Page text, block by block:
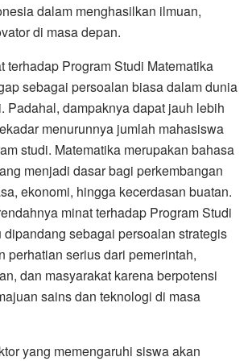
dalam menghasilkan ilmuan,
di masa depan.
terhadap Program Studi Matematika
sebagai persoalan biasa dalam dunia
Padahal, dampaknya dapat jauh lebih
menurunnya jumlah mahasiswa
studi. Matematika merupakan bahasa
menjadi dasar bagi perkembangan
ekonomi, hingga kecerdasan buatan.
minat terhadap Program Studi
dipandang sebagai persoalan strategis
perhatian serius dari pemerintah,
dan masyarakat karena berpotensi
sains dan teknologi di masa
yang memengaruhi siswa akan